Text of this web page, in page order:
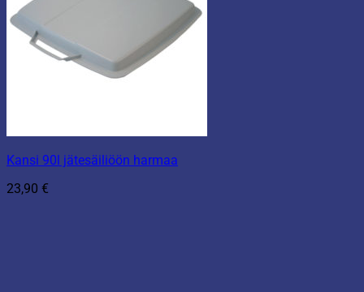
Kansi 90l jätesäiliöön harmaa
23,90 €